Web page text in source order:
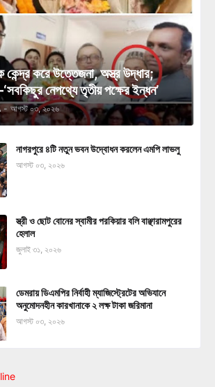
করে উত্তেজনা, অস্ত্র উদ্ধার;
নেপথ্যে তৃতীয় পক্ষের ইন্ধন’
- আগস্ট ০৩, ২০২৬
নাগরপুরে ৪টি নতুন ভবন উদ্বোধন করলেন এমপি লাভলু
আগস্ট ০৩, ২০২৬
স্ত্রী ও ছোট বোনের স্বামীর পরকিয়ার বলি বাঞ্ছারামপুরের
হেলাল
জুলাই ৩১, ২০২৬
ডেমরায় ডিএমপির নির্বাহী ম্যাজিস্ট্রেটের অভিযানে
অনুমোদনহীন কারখানাকে ২ লক্ষ টাকা জরিমানা
আগস্ট ০৩, ২০২৬